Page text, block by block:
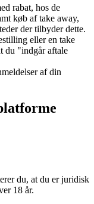
rabat, hos de
køb af take away,
der tilbyder dette.
eller en take
du "indgår aftale
af din
du, at du er juridisk
18 år.